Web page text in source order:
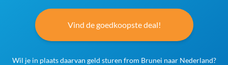
Vind de goedkoopste deal!
Wil je in plaats daarvan geld sturen from Brunei naar Nederland?